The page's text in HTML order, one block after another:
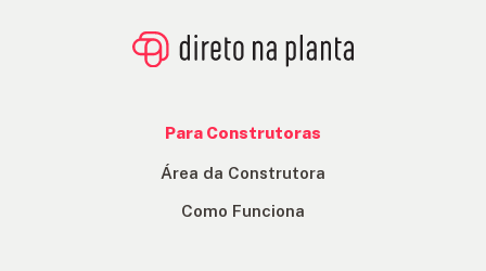
Para Construtoras
Área da Construtora
Como Funciona